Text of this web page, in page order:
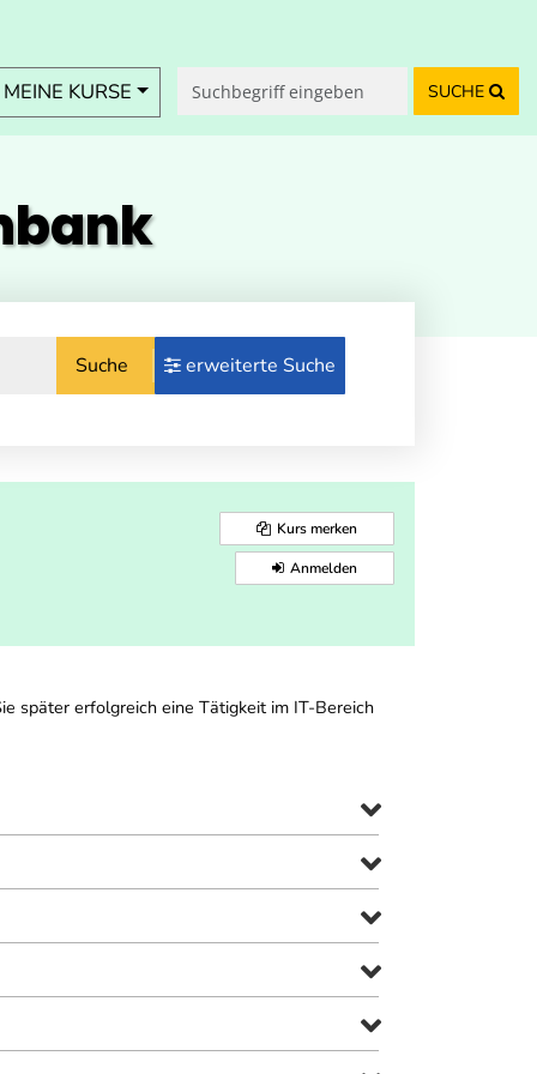
KURSE SUCHE
Suche erweiterte Suche
Kurs merken
Anmelden
später erfolgreich eine Tätigkeit im IT-Bereich